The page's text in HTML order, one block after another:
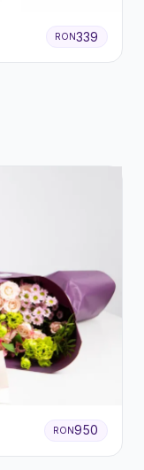
RON339
RON950